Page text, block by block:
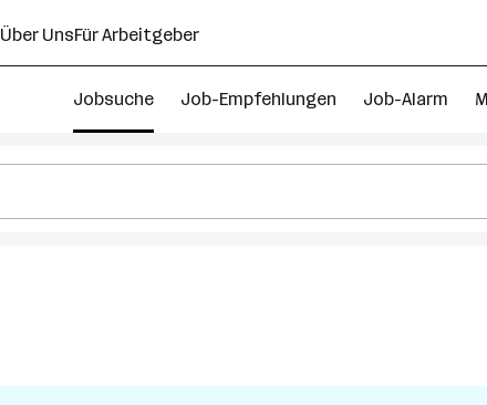
Über UnsFür Arbeitgeber
Jobsuche Job-Empfehlungen Job-Alarm